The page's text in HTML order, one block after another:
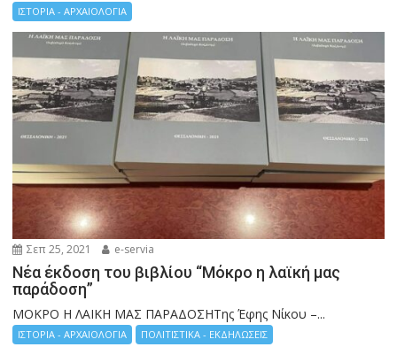
ΙΣΤΟΡΙΑ - ΑΡΧΑΙΟΛΟΓΙΑ
Σεπ 25, 2021 e-servia
Νέα έκδοση του βιβλίου “Μόκρο η λαϊκή μας
παράδοση”
ΜΟΚΡΟ Η ΛΑΙΚΗ ΜΑΣ ΠΑΡΑΔΟΣΗΤης Έφης Νίκου –...
ΙΣΤΟΡΙΑ - ΑΡΧΑΙΟΛΟΓΙΑ ΠΟΛΙΤΙΣΤΙΚΑ - ΕΚΔΗΛΩΣΕΙΣ